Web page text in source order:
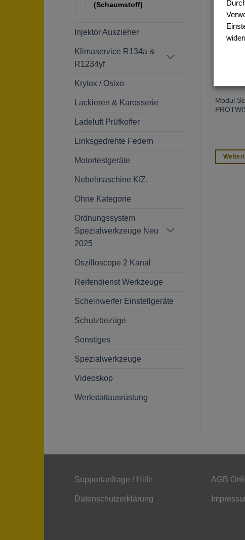
(Schaumstoff)
Injektor Auszieher
Klimaservice R134a &
R1234yf
Krytox / Osixo
Lackieren & Karosserie
Ladeluft Prüfkoffer
Linksgedrehte Federn
Motortestgeräte
Nebelmaschine KfZ.
Ohne Kategorie
Ordnungssystem
Spezialwerkzeuge Neu
2025
Oszilloscope 2 Kanal
Reifendienst Werkzeuge
Scheinwerfer Einstellgeräte
Schutzbezüge
Sonstiges
Spezialwerkzeuge
Videoskop
Werkstattausrüstung
Modul
Modul Maulschlüssel groß
Modul Schlagwerkzeuge
Weiterlesen
Supportanfrage / Hilfe
Datenschutzerklärung
AGB